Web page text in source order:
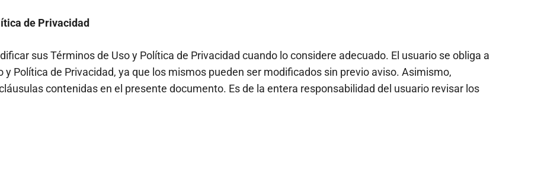
de Privacidad
sus Términos de Uso y Política de Privacidad cuando lo considere adecuado. El usuario se obliga a
Política de Privacidad, ya que los mismos pueden ser modificados sin previo aviso. Asimismo,
contenidas en el presente documento. Es de la entera responsabilidad del usuario revisar los